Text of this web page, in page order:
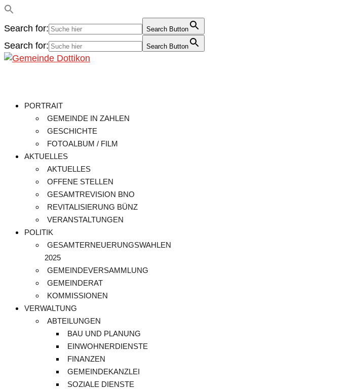
Search for: Search Button
Search for: Search Button
PORTRAIT
GEMEINDE IN ZAHLEN
GESCHICHTE
FOTOALBUM / FILM
AKTUELLES
AKTUELLES
OFFENE STELLEN
GESAMTREVISION BNO
REVITALISIERUNG BÜNZ
VERANSTALTUNGEN
POLITIK
GESAMTERNEUERUNGSWAHLEN
2025
GEMEINDEVERSAMMLUNG
GEMEINDERAT
KOMMISSIONEN
VERWALTUNG
ABTEILUNGEN
BAU UND PLANUNG
EINWOHNERDIENSTE
FINANZEN
GEMEINDEKANZLEI
SOZIALE DIENSTE